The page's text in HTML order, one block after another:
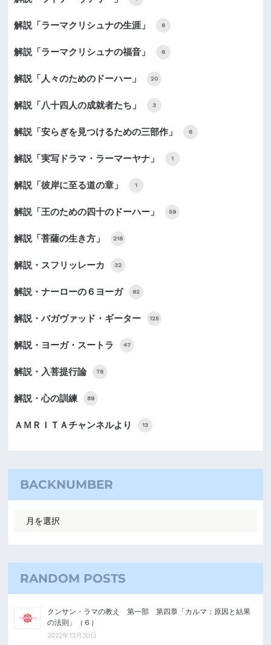
解説「ラーマクリシュナの生涯」 6
解説「ラーマクリシュナの福音」 6
解説「人々のためのドーハー」 20
解説「八十四人の成就者たち」 3
解説「安らぎを見つけるための三部作」 6
解説「実写ドラマ・ラーマーヤナ」 1
解説「彼岸に至る道の章」 1
解説「王のための四十のドーハー」 59
解説「菩薩の生き方」 218
解説・スフリッレーカ 32
解説・ナーローの６ヨーガ 92
解説・バガヴァッド・ギーター 125
解説・ヨーガ・スートラ 47
解説・入菩提行論 78
解説・心の訓練 89
ＡＭＲＩＴＡチャンネルより 13
BACKNUMBER
RANDOM POSTS
クンサン・ラマの教え 第一部 第四章「カルマ：原因と結果
の法則」（６）
2022年12月30日